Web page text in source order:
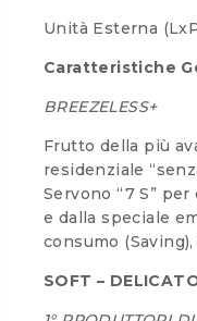
Unità Esterna
Caratteristiche
BREEZELESS+
Frutto della più
residenziale
Servono “7 S”
e dalla speciale
consumo
SOFT –